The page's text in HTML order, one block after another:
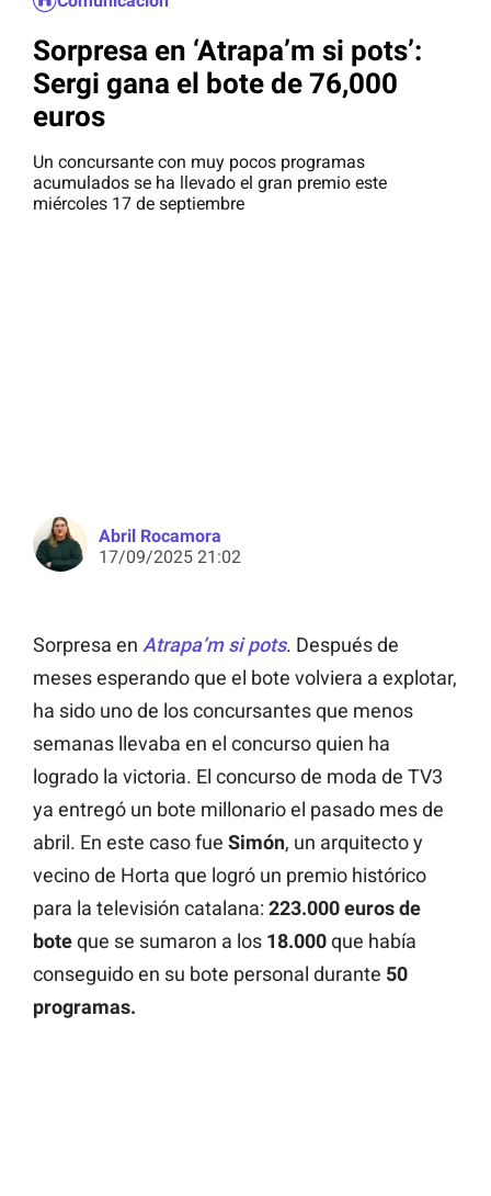
Sorpresa en ‘Atrapa’m si pots’:
Sergi gana el bote de 76,000
euros
Un concursante con muy pocos programas
acumulados se ha llevado el gran premio este
miércoles 17 de septiembre
Abril Rocamora
17/09/2025 21:02
Sorpresa en Atrapa’m si pots. Después de
meses esperando que el bote volviera a explotar,
ha sido uno de los concursantes que menos
semanas llevaba en el concurso quien ha
logrado la victoria. El concurso de moda de TV3
ya entregó un bote millonario el pasado mes de
abril. En este caso fue Simón, un arquitecto y
vecino de Horta que logró un premio histórico
para la televisión catalana: 223.000 euros de
boteque se sumaron a los 18.000que había
conseguido en su bote personal durante 50
programas.